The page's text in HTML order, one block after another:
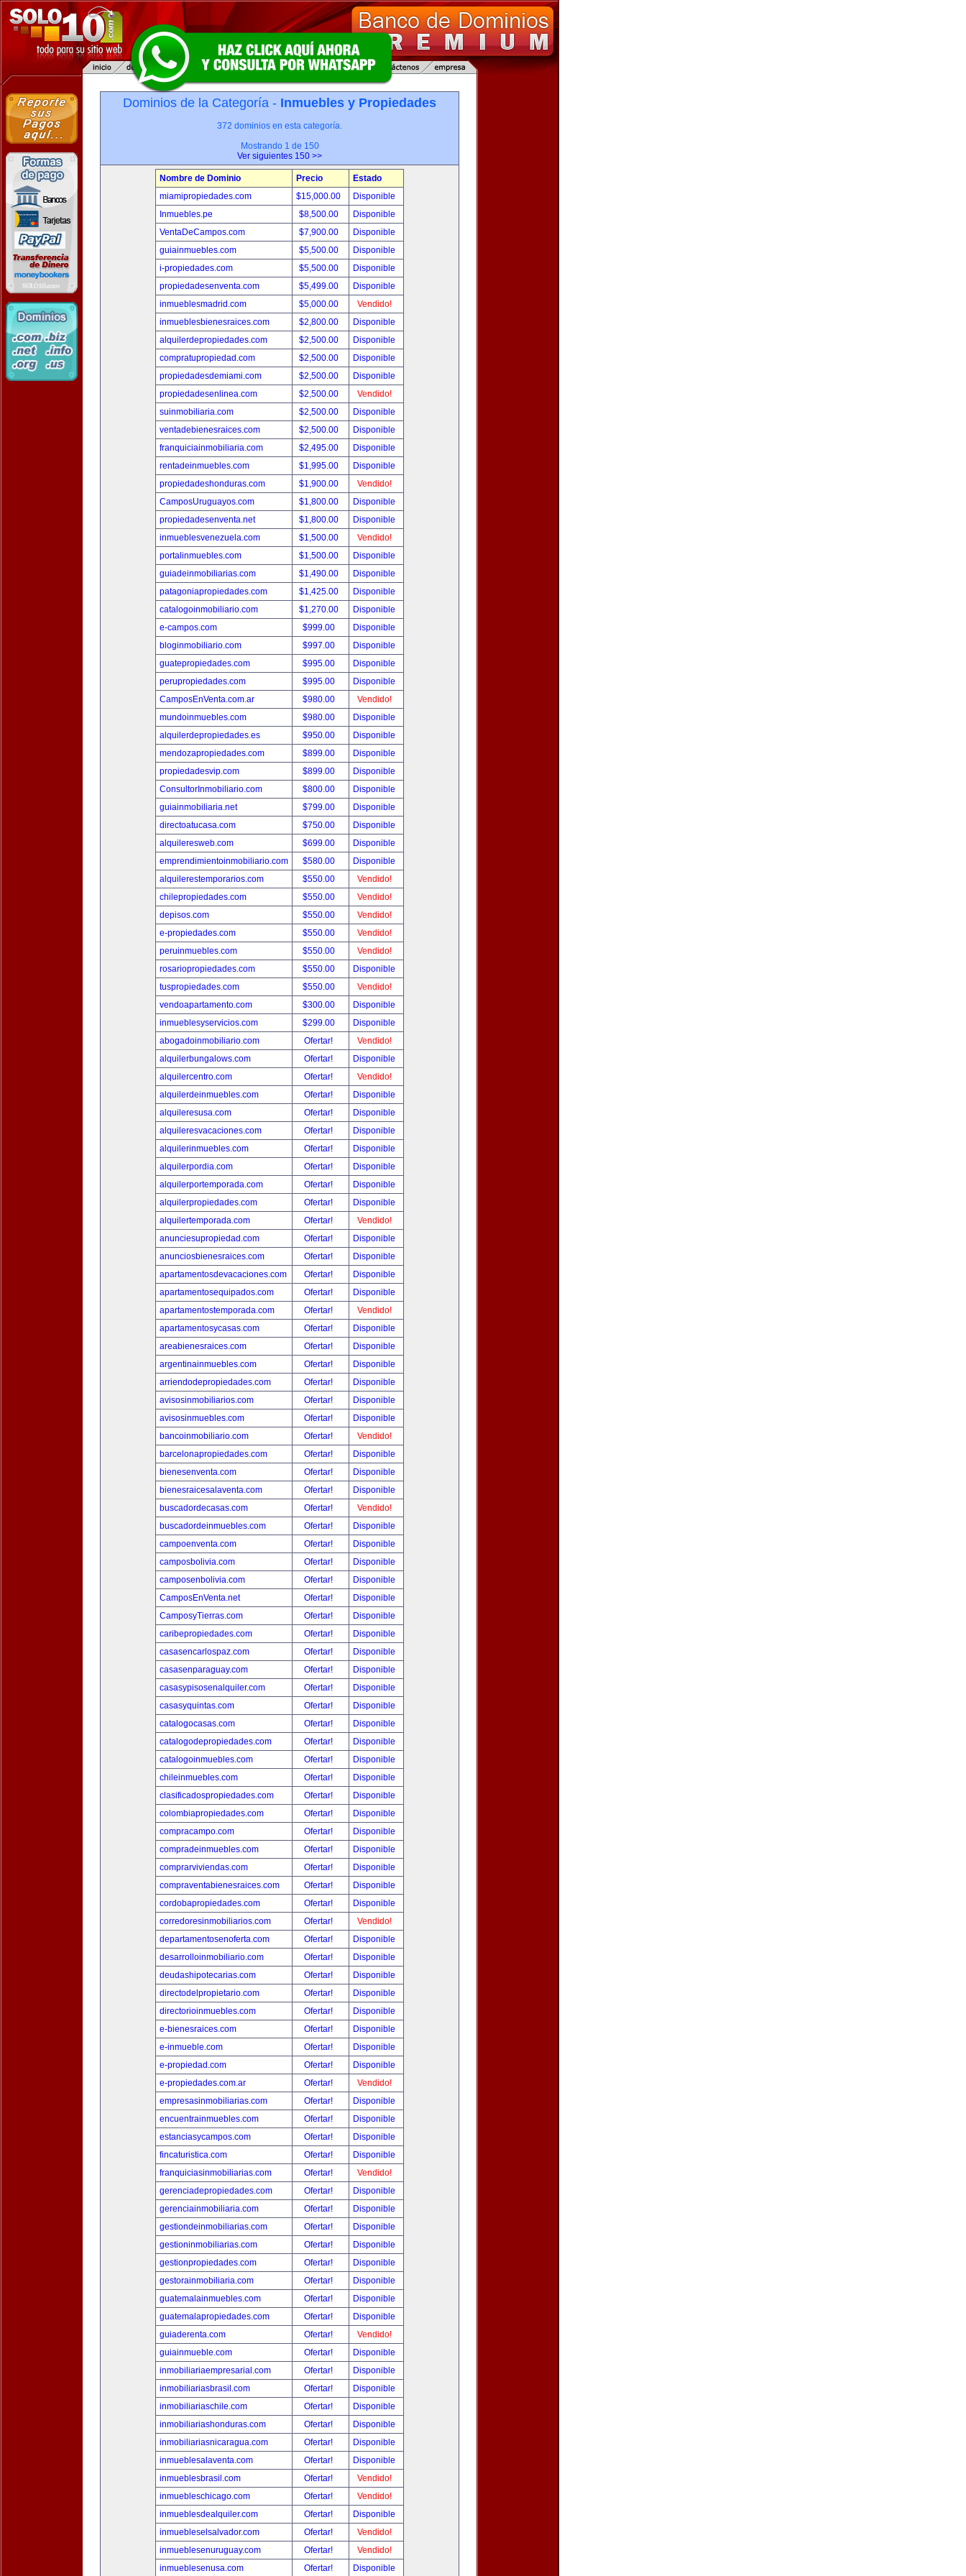
Dominios de la Categoría - Inmuebles y Propiedades
372 dominios en esta categoría.
Mostrando 1 de 150
Ver siguientes 150 >>
Nombre de Dominio Precio
Estado
miamipropiedades.com
$15,000.00
Disponible
Inmuebles.pe
$8,500.00
Disponible
VentaDeCampos.com
$7,900.00
Disponible
guiainmuebles.com
$5,500.00
Disponible
i-propiedades.com
$5,500.00
Disponible
propiedadesenventa.com
$5,499.00
Disponible
inmueblesmadrid.com
$5,000.00
Vendido!
inmueblesbienesraices.com
$2,800.00
Disponible
alquilerdepropiedades.com
$2,500.00
Disponible
compratupropiedad.com
$2,500.00
Disponible
propiedadesdemiami.com
$2,500.00
Disponible
propiedadesenlinea.com
$2,500.00
Vendido!
suinmobiliaria.com
$2,500.00
Disponible
ventadebienesraices.com
$2,500.00
Disponible
franquiciainmobiliaria.com
$2,495.00
Disponible
rentadeinmuebles.com
$1,995.00
Disponible
propiedadeshonduras.com
$1,900.00
Vendido!
CamposUruguayos.com
$1,800.00
Disponible
propiedadesenventa.net
$1,800.00
Disponible
inmueblesvenezuela.com
$1,500.00
Vendido!
portalinmuebles.com
$1,500.00
Disponible
guiadeinmobiliarias.com
$1,490.00
Disponible
patagoniapropiedades.com
$1,425.00
Disponible
catalogoinmobiliario.com
$1,270.00
Disponible
e-campos.com
$999.00
Disponible
bloginmobiliario.com
$997.00
Disponible
guatepropiedades.com
$995.00
Disponible
perupropiedades.com
$995.00
Disponible
CamposEnVenta.com.ar
$980.00
Vendido!
mundoinmuebles.com
$980.00
Disponible
alquilerdepropiedades.es
$950.00
Disponible
mendozapropiedades.com
$899.00
Disponible
propiedadesvip.com
$899.00
Disponible
ConsultorInmobiliario.com
$800.00
Disponible
guiainmobiliaria.net
$799.00
Disponible
directoatucasa.com
$750.00
Disponible
alquileresweb.com
$699.00
Disponible
emprendimientoinmobiliario.com
$580.00
Disponible
alquilerestemporarios.com
$550.00
Vendido!
chilepropiedades.com
$550.00
Vendido!
depisos.com
$550.00
Vendido!
e-propiedades.com
$550.00
Vendido!
peruinmuebles.com
$550.00
Vendido!
rosariopropiedades.com
$550.00
Disponible
tuspropiedades.com
$550.00
Vendido!
vendoapartamento.com
$300.00
Disponible
inmueblesyservicios.com
$299.00
Disponible
abogadoinmobiliario.com
Ofertar!
Vendido!
alquilerbungalows.com
Ofertar!
Disponible
alquilercentro.com
Ofertar!
Vendido!
alquilerdeinmuebles.com
Ofertar!
Disponible
alquileresusa.com
Ofertar!
Disponible
alquileresvacaciones.com
Ofertar!
Disponible
alquilerinmuebles.com
Ofertar!
Disponible
alquilerpordia.com
Ofertar!
Disponible
alquilerportemporada.com
Ofertar!
Disponible
alquilerpropiedades.com
Ofertar!
Disponible
alquilertemporada.com
Ofertar!
Vendido!
anunciesupropiedad.com
Ofertar!
Disponible
anunciosbienesraices.com
Ofertar!
Disponible
apartamentosdevacaciones.com
Ofertar!
Disponible
apartamentosequipados.com
Ofertar!
Disponible
apartamentostemporada.com
Ofertar!
Vendido!
apartamentosycasas.com
Ofertar!
Disponible
areabienesraices.com
Ofertar!
Disponible
argentinainmuebles.com
Ofertar!
Disponible
arriendodepropiedades.com
Ofertar!
Disponible
avisosinmobiliarios.com
Ofertar!
Disponible
avisosinmuebles.com
Ofertar!
Disponible
bancoinmobiliario.com
Ofertar!
Vendido!
barcelonapropiedades.com
Ofertar!
Disponible
bienesenventa.com
Ofertar!
Disponible
bienesraicesalaventa.com
Ofertar!
Disponible
buscadordecasas.com
Ofertar!
Vendido!
buscadordeinmuebles.com
Ofertar!
Disponible
campoenventa.com
Ofertar!
Disponible
camposbolivia.com
Ofertar!
Disponible
camposenbolivia.com
Ofertar!
Disponible
CamposEnVenta.net
Ofertar!
Disponible
CamposyTierras.com
Ofertar!
Disponible
caribepropiedades.com
Ofertar!
Disponible
casasencarlospaz.com
Ofertar!
Disponible
casasenparaguay.com
Ofertar!
Disponible
casasypisosenalquiler.com
Ofertar!
Disponible
casasyquintas.com
Ofertar!
Disponible
catalogocasas.com
Ofertar!
Disponible
catalogodepropiedades.com
Ofertar!
Disponible
catalogoinmuebles.com
Ofertar!
Disponible
chileinmuebles.com
Ofertar!
Disponible
clasificadospropiedades.com
Ofertar!
Disponible
colombiapropiedades.com
Ofertar!
Disponible
compracampo.com
Ofertar!
Disponible
compradeinmuebles.com
Ofertar!
Disponible
comprarviviendas.com
Ofertar!
Disponible
compraventabienesraices.com
Ofertar!
Disponible
cordobapropiedades.com
Ofertar!
Disponible
corredoresinmobiliarios.com
Ofertar!
Vendido!
departamentosenoferta.com
Ofertar!
Disponible
desarrolloinmobiliario.com
Ofertar!
Disponible
deudashipotecarias.com
Ofertar!
Disponible
directodelpropietario.com
Ofertar!
Disponible
directorioinmuebles.com
Ofertar!
Disponible
e-bienesraices.com
Ofertar!
Disponible
e-inmueble.com
Ofertar!
Disponible
e-propiedad.com
Ofertar!
Disponible
e-propiedades.com.ar
Ofertar!
Vendido!
empresasinmobiliarias.com
Ofertar!
Disponible
encuentrainmuebles.com
Ofertar!
Disponible
estanciasycampos.com
Ofertar!
Disponible
fincaturistica.com
Ofertar!
Disponible
franquiciasinmobiliarias.com
Ofertar!
Vendido!
gerenciadepropiedades.com
Ofertar!
Disponible
gerenciainmobiliaria.com
Ofertar!
Disponible
gestiondeinmobiliarias.com
Ofertar!
Disponible
gestioninmobiliarias.com
Ofertar!
Disponible
gestionpropiedades.com
Ofertar!
Disponible
gestorainmobiliaria.com
Ofertar!
Disponible
guatemalainmuebles.com
Ofertar!
Disponible
guatemalapropiedades.com
Ofertar!
Disponible
guiaderenta.com
Ofertar!
Vendido!
guiainmueble.com
Ofertar!
Disponible
inmobiliariaempresarial.com
Ofertar!
Disponible
inmobiliariasbrasil.com
Ofertar!
Disponible
inmobiliariaschile.com
Ofertar!
Disponible
inmobiliariashonduras.com
Ofertar!
Disponible
inmobiliariasnicaragua.com
Ofertar!
Disponible
inmueblesalaventa.com
Ofertar!
Disponible
inmueblesbrasil.com
Ofertar!
Vendido!
inmuebleschicago.com
Ofertar!
Vendido!
inmueblesdealquiler.com
Ofertar!
Disponible
inmuebleselsalvador.com
Ofertar!
Vendido!
inmueblesenuruguay.com
Ofertar!
Vendido!
inmueblesenusa.com
Ofertar! Disponible